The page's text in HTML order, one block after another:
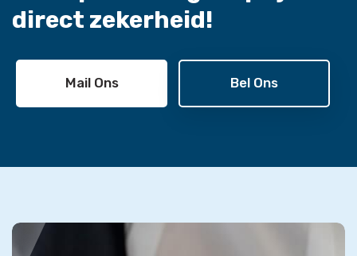
direct zekerheid!
Mail Ons Bel Ons